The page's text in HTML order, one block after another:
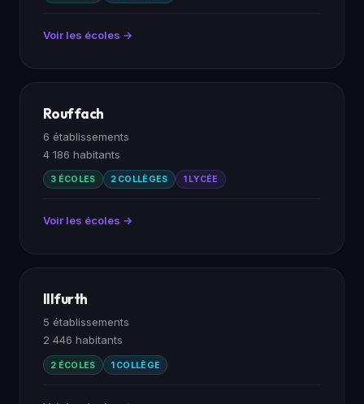
Voir les écoles →
Rouffach
6 établissements
4 186 habitants
3 ÉCOLES 2 COLLÈGES 1 LYCÉE
Voir les écoles →
Illfurth
5 établissements
2 446 habitants
2 ÉCOLES 1 COLLÈGE